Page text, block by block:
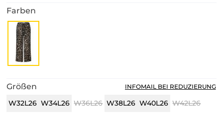
Farben
Größen
W32L26 W34L26 W36L26 W38L26 W40L26 W42L26
INFOMAIL BEI REDUZIERUNG